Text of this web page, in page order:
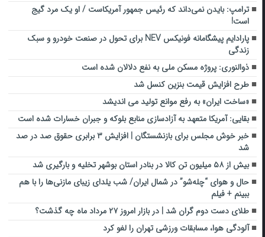
ترامپ: بایدن نمی‌داند که رئیس‌ جمهور آمریکاست / او یک مرد گیج
است!
پارادایم پیشگامانه فونیکس NEV برای تحول در صنعت خودرو و سبک
زندگی
ذوالنوری: پروژه مسکن ملی به نفع دلالان شده است
طرح افزایش قیمت بنزین کنسل شد
«ساخت ایران» به رفع موانع تولید می اندیشد
بقایی: آمریکا متعهد به آزادسازی منابع بلوکه و جبران خسارات شده است
خبر خوش مجلس برای بازنشستگان | افزایش ۳ برابری حقوق صد در صد
شد
بیش از ۵۸ میلیون تن کالا در بنادر استان بوشهر تخلیه و بارگیری شد
حال و هوای “چله‌شو” در شمال ایران/ ‌شب یلدای زیبای مازنی‌ها را با هم
ببینم + فیلم
طلای دست دوم گران شد | در بازار امروز ۲۷ مرداد ماه چه گذشت؟
آلودگی هوا، مسابقات ورزشی تهران را لغو کرد